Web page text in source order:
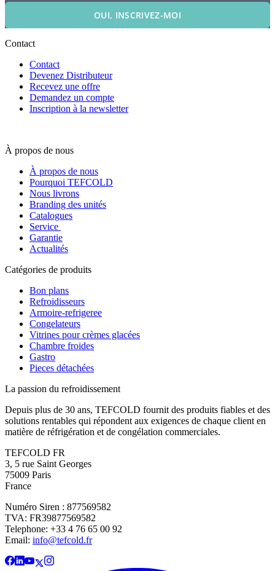
OUI, INSCRIVEZ-MOI
Contact
Contact
Devenez Distributeur
Recevez une offre
Demandez un compte
Inscription à la newsletter
À propos de nous
À propos de nous
Pourquoi TEFCOLD
Nous livrons
Branding des unités
Catalogues
Service
Garantie
Actualités
Catégories de produits
Bon plans
Refroidisseurs
Armoire-refrigeree
Congelateurs
Vitrines pour crèmes glacées
Chambre froides
Gastro
Pieces détachées
La passion du refroidissement
Depuis plus de 30 ans, TEFCOLD fournit des produits fiables et des
solutions rentables qui répondent aux exigences de chaque client en
matière de réfrigération et de congélation commerciales.
TEFCOLD FR
3, 5 rue Saint Georges
75009 Paris
France
Numéro Siren : 877569582
TVA: FR39877569582
Telephone: +33 4 76 65 00 92
Email: info@tefcold.fr